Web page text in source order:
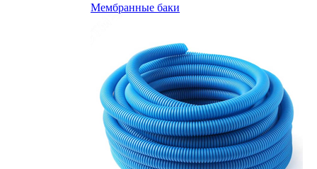
Мембранные баки